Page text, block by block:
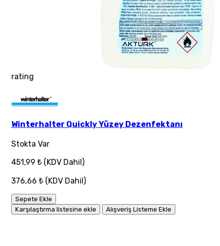
rating
Winterhalter Quickly Yüzey Dezenfektanı
Stokta Var
451,99 ₺ (KDV Dahil)
376,66 ₺ (KDV Dahil)
Sepete Ekle
Karşılaştırma listesine ekle
Alışveriş Listeme Ekle